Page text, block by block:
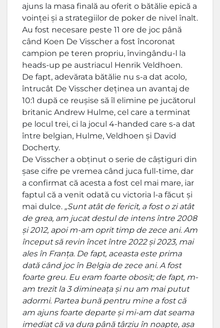
ajuns la masa finală au oferit o bătălie epică a
voinței și a strategiilor de poker de nivel înalt.
Au fost necesare peste 11 ore de joc până
când Koen De Visscher a fost încoronat
campion pe teren propriu, învingându-l la
heads-up pe austriacul Henrik Veldhoen.
De fapt, adevărata bătălie nu s-a dat acolo,
întrucât De Visscher deținea un avantaj de
10:1 după ce reușise să îl elimine pe jucătorul
britanic Andrew Hulme, cel care a terminat
pe locul trei, ci la jocul 4-handed care s-a dat
între belgian, Hulme, Veldhoen și David
Docherty.
De Visscher a obținut o serie de câștiguri din
șase cifre pe vremea când juca full-time, dar
a confirmat că acesta a fost cel mai mare, iar
faptul că a venit odată cu victoria l-a făcut și
mai dulce. „Sunt atât de fericit, a fost o zi atât
de grea, am jucat destul de intens între 2008
și 2012, apoi m-am oprit timp de zece ani. Am
început să revin încet între 2022 și 2023, mai
ales în Franța. De fapt, aceasta este prima
dată când joc în Belgia de zece ani. A fost
foarte greu. Eu eram foarte obosit; de fapt, m-
am trezit la 3 dimineața și nu am mai putut
adormi. Partea bună pentru mine a fost că
am ajuns foarte departe și mi-am dat seama
imediat că va dura până târziu în noapte, așa